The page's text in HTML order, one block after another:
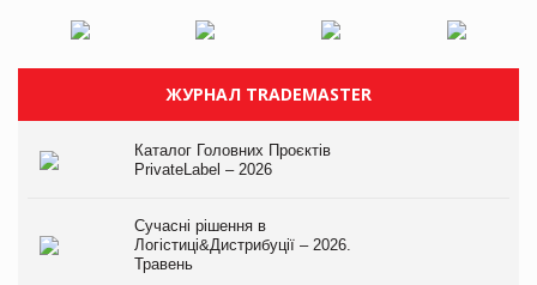
ЖУРНАЛ TRADEMASTER
Каталог Головних Проєктів
PrivateLabel – 2026
Сучасні рішення в
Логістиці&Дистрибуції – 2026.
Травень